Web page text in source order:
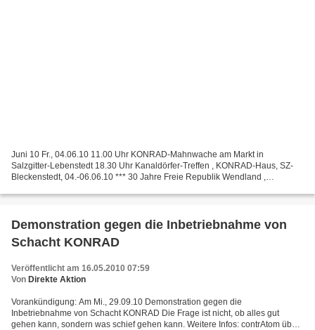
Juni 10 Fr., 04.06.10 11.00 Uhr KONRAD-Mahnwache am Markt in
Salzgitter-Lebenstedt 18.30 Uhr Kanaldörfer-Treffen , KONRAD-Haus, SZ-
Bleckenstedt, 04.-06.06.10 *** 30 Jahre Freie Republik Wendland ,
Demonstration gegen die Inbetriebnahme von
Schacht KONRAD
Veröffentlicht am 16.05.2010 07:59
Von Direkte Aktion
Vorankündigung: Am Mi., 29.09.10 Demonstration gegen die
Inbetriebnahme von Schacht KONRAD Die Frage ist nicht, ob alles gut
gehen kann, sondern was schief gehen kann. Weitere Infos: contrAtom über